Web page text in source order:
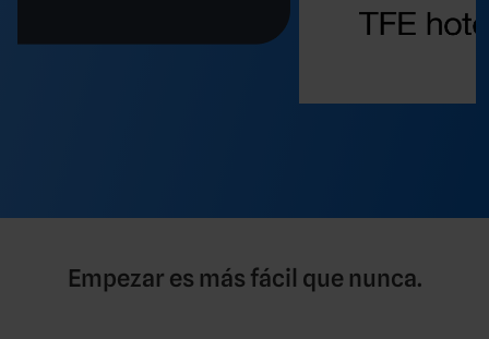
Empezar es más fácil que nunca.